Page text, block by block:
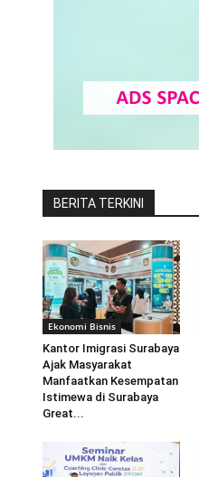
BERITA TERKINI
Ekonomi Bisnis
Kantor Imigrasi Surabaya
Ajak Masyarakat
Manfaatkan Kesempatan
Istimewa di Surabaya
Great...